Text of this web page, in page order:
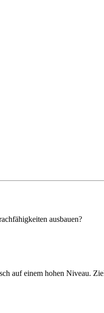
ausbauen?
auf einem hohen Niveau.